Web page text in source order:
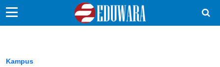
Sekolah Kita
Kampus